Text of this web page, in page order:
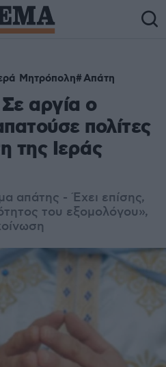
Μητρόπολη Απάτη
αργία ο
πολίτες
της Ιεράς
απάτης - Έχει επίσης,
του εξομολόγου»,